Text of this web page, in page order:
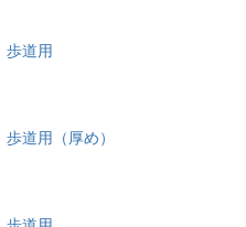
歩道用
道用（厚め）